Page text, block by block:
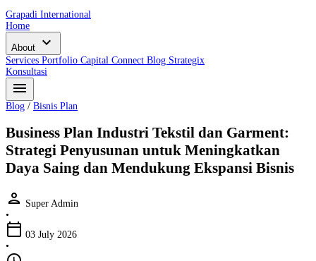
Grapadi International
Home
About expand_more
Services Portfolio Capital Connect Blog Strategix
Konsultasi
menu
Blog / Bisnis Plan
Business Plan Industri Tekstil dan Garment:
Strategi Penyusunan untuk Meningkatkan
Daya Saing dan Mendukung Ekspansi Bisnis
person Super Admin
•
calendar_today 03 July 2026
•